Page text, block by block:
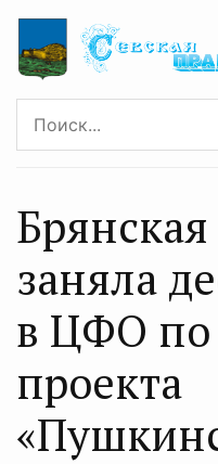
Брянская
заняла
в ЦФО по
проекта